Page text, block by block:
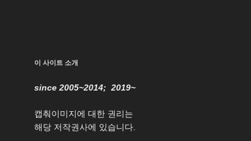
이 사이트 소개
since 2005~2014; 2019~
캡춰이미지에 대한 권리는
해당 저작권사에 있습니다.